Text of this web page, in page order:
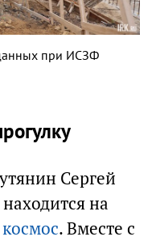
при ИСЗФ
Сергей
на
. Вместе с